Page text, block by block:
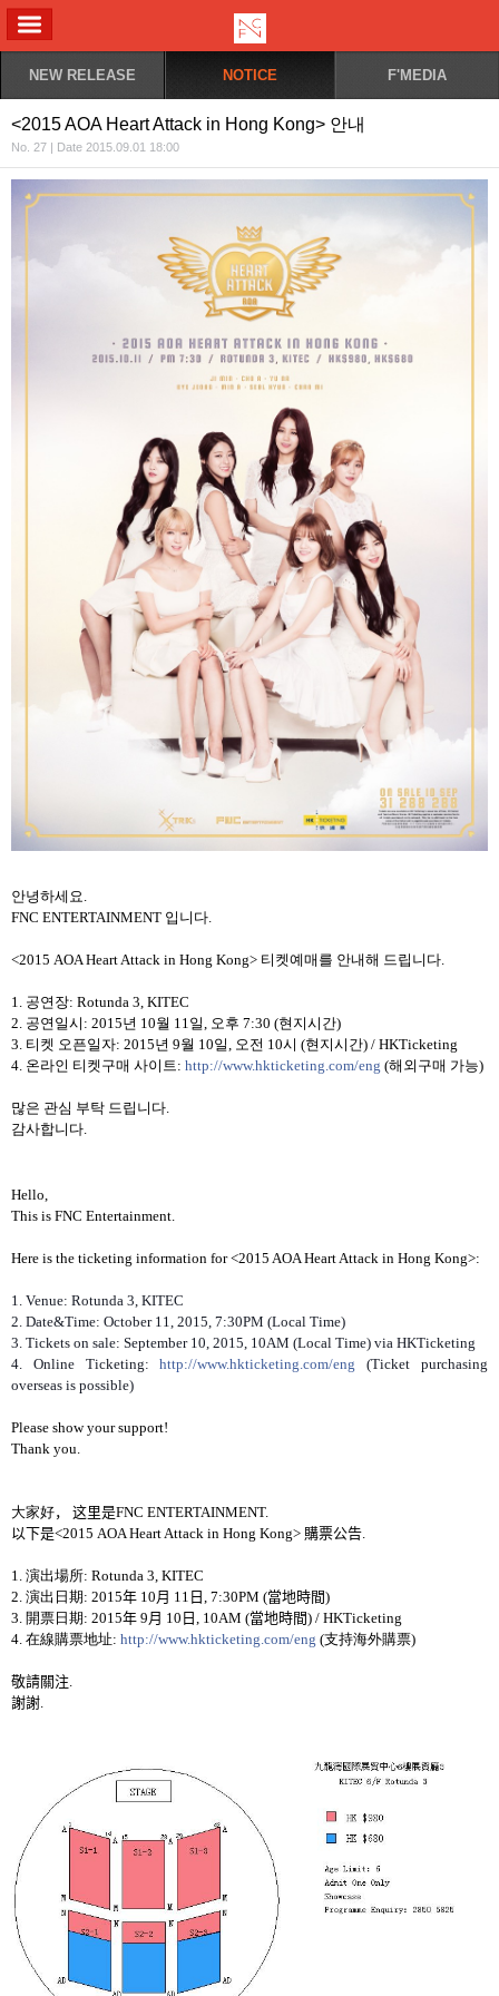
NEW RELEASE NOTICE F'MEDIA
<2015 AOA Heart Attack in Hong Kong> 안내
No. 27 | Date 2015.09.01 18:00
안녕하세요
FNC ENTERTAINMENT 입니다
<2015 AOA Heart Attack in Hong Kong> 티켓예매를 안내해 드립니다
1. 공연장: Rotunda 3, KITEC
2. 공연일시 : 2015년 10월 11 일 오후 7:30 (현지시간)
3. 티켓 오픈일자: 2015년 9월 10일 오전 10시 (현지시간) / HKTicketing
4. 온라인 티켓구매 사이트 : http://www.hkticketing.com/eng (해외구매 가능)
많은 관심 부탁 드립니다
감사합니다
Hello,
This is FNC Entertainment.
Here is the ticketing information for <2015 AOA Heart Attack in Hong Kong>:
1. Venue: Rotunda 3, KITEC
2. Date&Time: October 11, 2015, 7:30PM (Local Time)
3. Tickets on sale: September 10, 2015, 10AM (Local Time) via HKTicketing
4. Online Ticketing:
http://www.hkticketing.com/eng
(Ticket purchasing
overseas is possible)
Please show your support!
Thank you.
大家好， 这里是FNC ENTERTAINMENT.
以下是<2015 AOA Heart Attack in Hong Kong> 購票公告
1. 演出場所: Rotunda 3, KITEC
2. 演出日期: 2015年 10 月 11 日 , 7:30PM (當地時間)
3. 開票日期: 2015年 9 月 10 日 , 10AM (當地時間) / HKTicketing
4. 在線購票地址: http://www.hkticketing.com/eng (支持海外購票)
敬請關注
謝謝